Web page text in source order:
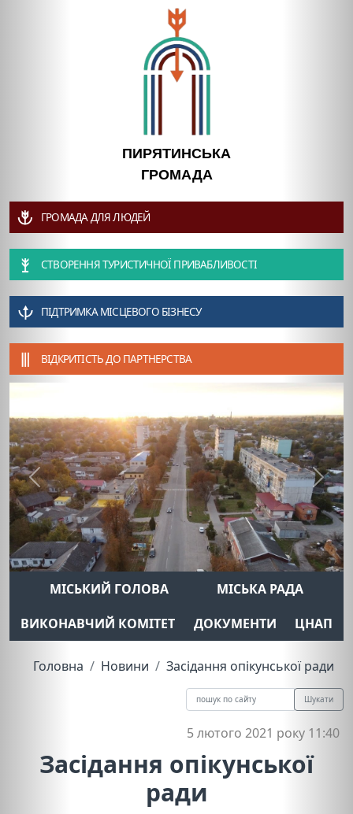
ПИРЯТИНСЬКА
ГРОМАДА
ГРОМАДА ДЛЯ ЛЮДЕЙ
СТВОРЕННЯ ТУРИСТИЧНОЇ ПРИВАБЛИВОСТІ
ПІДТРИМКА МІСЦЕВОГО БІЗНЕСУ
ВІДКРИТІСТЬ ДО ПАРТНЕРСТВА
Previous Next
МІСЬКИЙ ГОЛОВА
МІСЬКА РАДА
ВИКОНАВЧИЙ КОМІТЕТ
ДОКУМЕНТИ ЦНАП
Головна Новини Засідання опікунської ради
Шукати
5 лютого 2021 року 11:40
Засідання опікунської
ради